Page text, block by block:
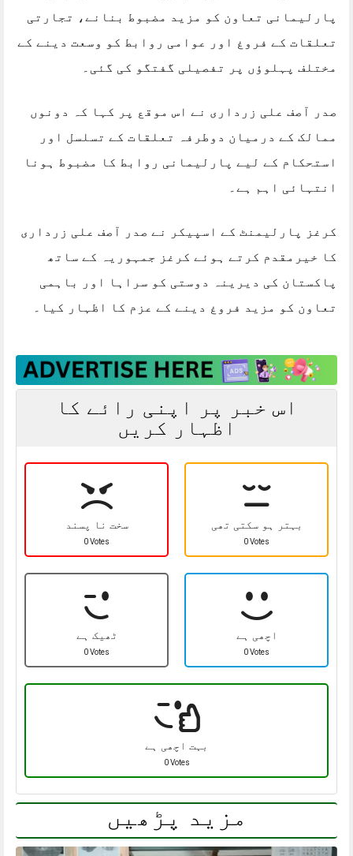
پارلیمانی تعاون کو مزید مضبوط بنانے، تجارتی
تعلقات کے فروغ اور عوامی روابط کو وسعت دینے کے
مختلف پہلوؤں پر تفصیلی گفتگو کی گئی۔
صدر آصف علی زرداری نے اس موقع پر کہا کہ دونوں
ممالک کے درمیان دوطرفہ تعلقات کے تسلسل اور
استحکام کے لیے پارلیمانی روابط کا مضبوط ہونا
انتہائی اہم ہے۔
کرغز پارلیمنٹ کے اسپیکر نے صدر آصف علی زرداری
کا خیرمقدم کرتے ہوئے کرغز جمہوریہ کے ساتھ
پاکستان کی دیرینہ دوستی کو سراہا اور باہمی
تعاون کو مزید فروغ دینے کے عزم کا اظہار کیا۔
اس خبر پر اپنی رائے کا
اظہار کریں
سخت نا پسند
0 Votes
بہتر ہو سکتی تھی
0 Votes
ٹھیک ہے
0 Votes
اچھی ہے
0 Votes
بہت اچھی ہے
0 Votes
مزید پڑھیں